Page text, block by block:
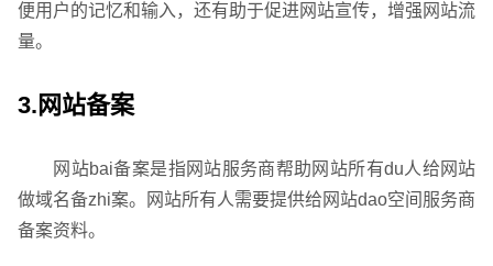
便用户的记忆和输入，还有助于促进网站宣传，增强网站流
量。
3.网站备案
网站bai备案是指网站服务商帮助网站所有du人给网站
做域名备zhi案。网站所有人需要提供给网站dao空间服务商
备案资料。